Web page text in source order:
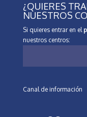
¿QUIERES
NUESTROS
Si quieres entrar en el
nuestros centros:
Canal de información